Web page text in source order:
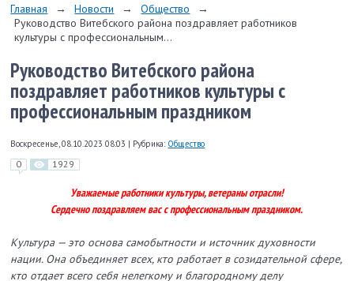
Главная → Новости → Общество
→
Руководство Витебского района поздравляет работников
культуры с профессиональным...
Руководство Витебского района
поздравляет работников культуры с
профессиональным праздником
Воскресенье, 08.10.2023 08:03 | Рубрика: Общество
0 1929
Уважаемые работники культуры, ветераны отрасли!
Cердечно поздравляем вас с профессиональным праздником.
Культура — это основа самобытности и источник духовности
нации. Она объединяет всех, кто работает в созидательной сфере,
кто отдает всего себя нелегкому и благородному делу